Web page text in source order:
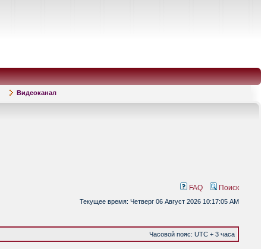
Видеоканал
FAQ Поиск
Текущее время: Четверг 06 Август 2026 10:17:05 AM
Часовой пояс: UTC + 3 часа